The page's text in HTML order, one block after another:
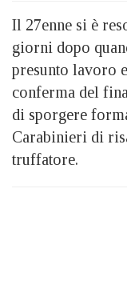
Il 27enne si è
giorni dopo
presunto lavoro
conferma del
di sporgere
Carabinieri di
truffatore.